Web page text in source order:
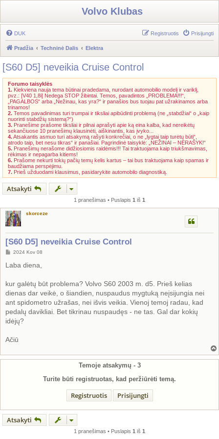
Volvo Klubas
DUK Prisijungti
Registruotis
Pradžia Techninė Dalis Elektra
[S60 D5] neveikia Cruise Control
Forumo taisyklės
1. Kiekviena nauja tema būtinai pradedama, nurodant automobilio modelį ir variklį,
pvz.: [V40 1,8i] Nedega STOP žibintai. Temos, pavadintos „PROBLEMA!!!“,
„PAGALBOS“ arba „Nežinau, kas yra?“ ir panašios bus tuojau pat užrakinamos arba
trinamos!
2. Temos pavadinimas turi trumpai ir tiksliai apibūdinti problemą (ne „stabdžiai“ o „kaip
nuorinti stabdžių sistemą?“)
3. Pranešime prašome tiksliai ir pilnai aprašyti apie ką eina kalba, kad nereikėtų
sekančiuose 10 pranešimų klausinėti, aiškinantis, kas įvyko...
4.Atsakantis asmuo turi atsakymą rašyti konkrečiai, o ne „lygtai taip turėtų būti“,
atrodo taip, bet nesu tikras“ ir panašiai. Pagrindinė taisyklė: „NEŽINAI – NERAŠYK!“
5. Pranešimų nerašome didžiosiomis raidėmis!!! Tai traktuojama kaip triukšmavimas,
rėkimas ir nepagarba kitiems!
6. Prašome nekurti tokių pačių temų kelis kartus – tai bus traktuojama kaip spamas ir
baudžiama perspėjimu.
7. Prieš užduodami klausimus, pasidarykite automobilo diagnostiką.
Atsakyti
1 pranešimas • Puslapis 1 iš 1
skorceze
[S60 D5] neveikia Cruise Control
S
a
n
r
t
n
ė
2024 Kov 08
Laba diena,
kur galėtų būt problema? Volvo S60 2003 m. d5. Prieš kelias
dienas dar veikė, o šiandien, nuspaudus mygtuką neįsijungia nei
ant spidometro užrašas, nei išvis veikia. Vienoj temoj radau, kad
pedalų davikliai. Bet tikrinau nuspaudęs - ne tas. Gal dar kokių
idėjų?
Ačiū
i
Temoje atsakymų - 3
Turite būti registruotas, kad peržiūrėti temą.
Registruotis Prisijungti
Atsakyti
1 pranešimas • Puslapis 1 iš 1